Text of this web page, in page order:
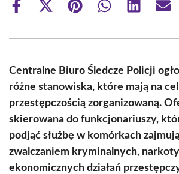
Share
Share
(Twitter)
Share Share Share
Centralne Biuro Śledcze Policji
różne stanowiska, które mają na
przestępczością zorganizowaną.
skierowana do funkcjonariuszy,
podjąć służbę w komórkach
zwalczaniem kryminalnych,
ekonomicznych działań